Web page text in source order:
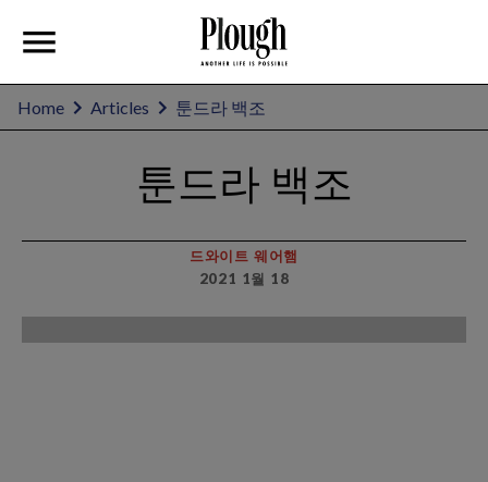
Home Articles 툰드라 백조
툰드라 백조
드와이트 웨어햄
2021 1월 18